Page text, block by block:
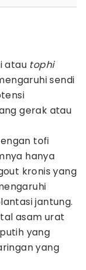
atau tophi
sendi
gerak atau
tofi
hanya
kronis yang
jantung.
asam urat
yang
yang